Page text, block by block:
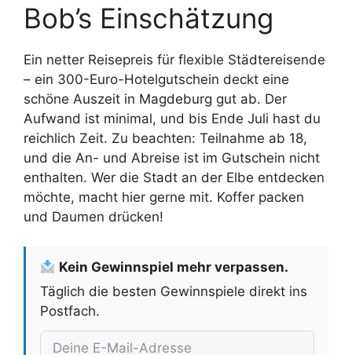
Bob’s Einschätzung
Ein netter Reisepreis für flexible Städtereisende
– ein 300-Euro-Hotelgutschein deckt eine
schöne Auszeit in Magdeburg gut ab. Der
Aufwand ist minimal, und bis Ende Juli hast du
reichlich Zeit. Zu beachten: Teilnahme ab 18,
und die An- und Abreise ist im Gutschein nicht
enthalten. Wer die Stadt an der Elbe entdecken
möchte, macht hier gerne mit. Koffer packen
und Daumen drücken!
Kein Gewinnspiel mehr verpassen.
Täglich die besten Gewinnspiele direkt ins
Postfach.